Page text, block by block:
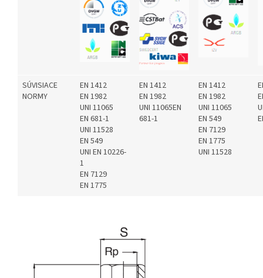
SÚVISIACE
NORMY
EN 1412
EN 1982
UNI 11065
EN 681-1
UNI 11528
EN 549
UNI EN 10226-
1
EN 7129
EN 1775
EN 1412
EN 1982
UNI 11065EN
681-1
EN 1412
EN 1982
UNI 11065
EN 549
EN 7129
EN 1775
UNI 11528